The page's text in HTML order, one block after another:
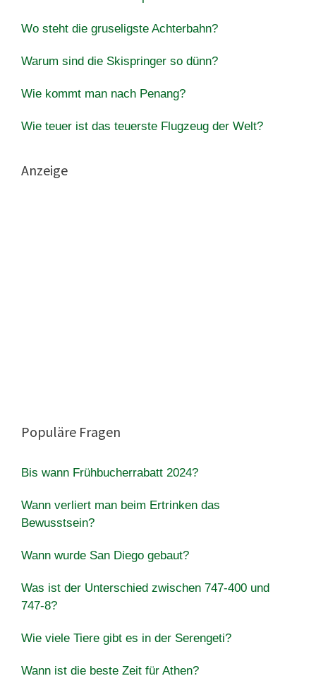
Wo steht die gruseligste Achterbahn?
Warum sind die Skispringer so dünn?
Wie kommt man nach Penang?
Wie teuer ist das teuerste Flugzeug der Welt?
Anzeige
Populäre Fragen
Bis wann Frühbucherrabatt 2024?
Wann verliert man beim Ertrinken das
Bewusstsein?
Wann wurde San Diego gebaut?
Was ist der Unterschied zwischen 747-400 und
747-8?
Wie viele Tiere gibt es in der Serengeti?
Wann ist die beste Zeit für Athen?